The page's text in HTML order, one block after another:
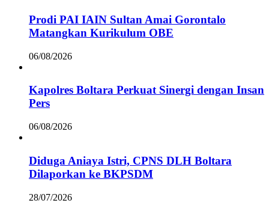
Prodi PAI IAIN Sultan Amai Gorontalo
Matangkan Kurikulum OBE
06/08/2026
Kapolres Boltara Perkuat Sinergi dengan Insan
Pers
06/08/2026
Diduga Aniaya Istri, CPNS DLH Boltara
Dilaporkan ke BKPSDM
28/07/2026